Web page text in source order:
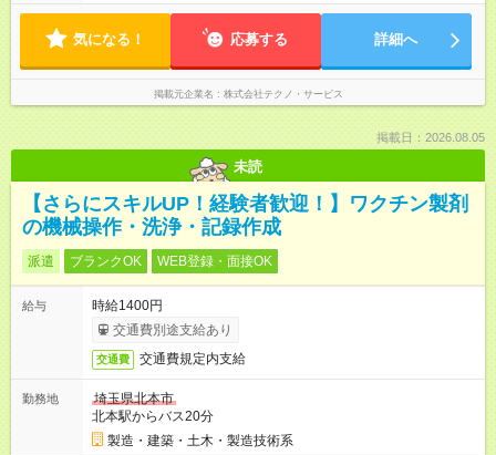
気になる！ 応募する 詳細へ
掲載元企業名 株式会社テクノ・サービス
掲載日：2026.08.05
未読
【さらにスキルUP！経験者歓迎！】ワクチン製剤
の機械操作・洗浄・記録作成
派遣 ブランクOK WEB登録・面接OK
給与
時給1400円
交通費別途支給あり
交通費 交通費規定内支給
勤務地
埼玉県北本市
北本駅からバス20分
製造・建築・土木・製造技術系